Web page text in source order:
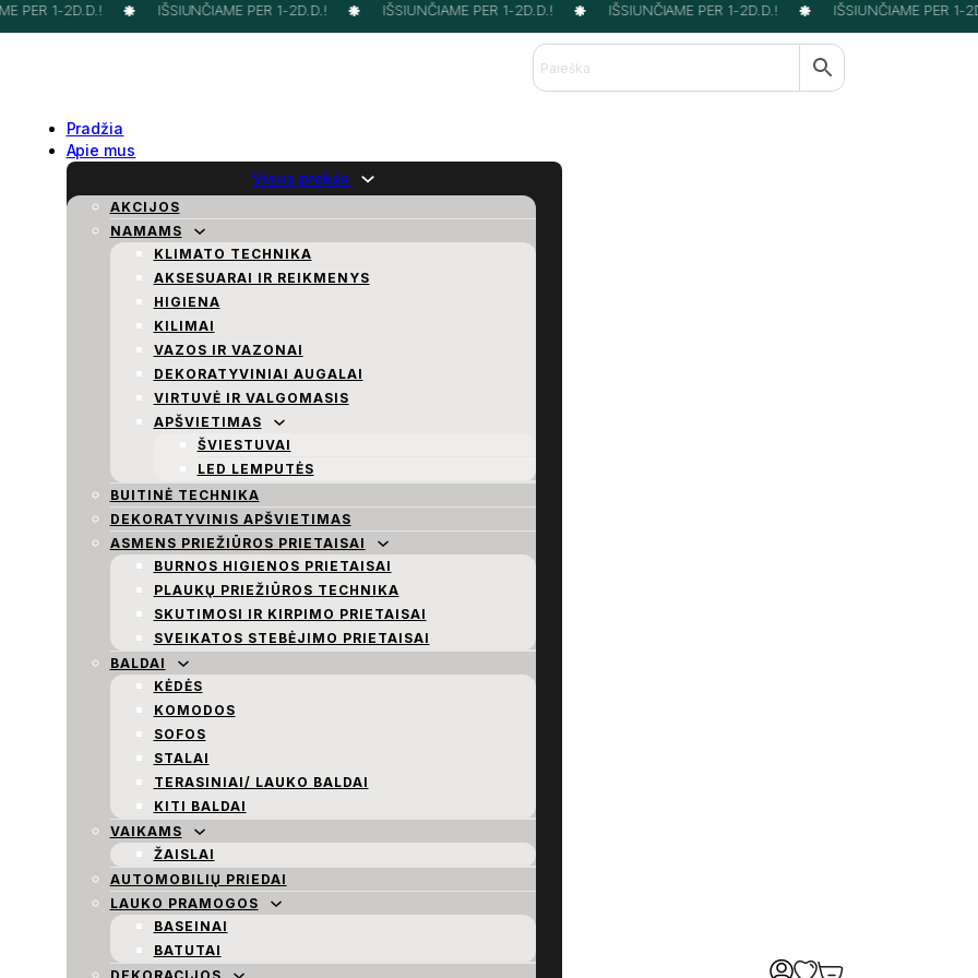
PER 1-2D.D.! IŠSIUNČIAME PER 1-2D.D.! IŠSIUNČIAME PER 1-2D.D.! IŠSIUNČIAME PER 1-2D.D.! IŠSIUNČIAME PER 1-
Pradžia
Apie mus
Visos prekės
AKCIJOS
NAMAMS
KLIMATO TECHNIKA
AKSESUARAI IR REIKMENYS
HIGIENA
KILIMAI
VAZOS IR VAZONAI
DEKORATYVINIAI AUGALAI
VIRTUVĖ IR VALGOMASIS
APŠVIETIMAS
ŠVIESTUVAI
LED LEMPUTĖS
BUITINĖ TECHNIKA
DEKORATYVINIS APŠVIETIMAS
ASMENS PRIEŽIŪROS PRIETAISAI
BURNOS HIGIENOS PRIETAISAI
PLAUKŲ PRIEŽIŪROS TECHNIKA
SKUTIMOSI IR KIRPIMO PRIETAISAI
SVEIKATOS STEBĖJIMO PRIETAISAI
BALDAI
KĖDĖS
KOMODOS
SOFOS
STALAI
TERASINIAI/ LAUKO BALDAI
KITI BALDAI
VAIKAMS
ŽAISLAI
AUTOMOBILIŲ PRIEDAI
LAUKO PRAMOGOS
BASEINAI
BATUTAI